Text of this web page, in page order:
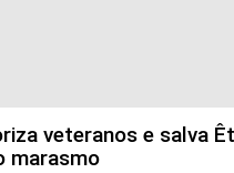
veteranos e salva
marasmo